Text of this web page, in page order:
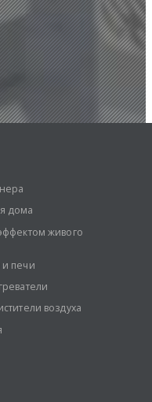
дома
живого
печи
воздуха